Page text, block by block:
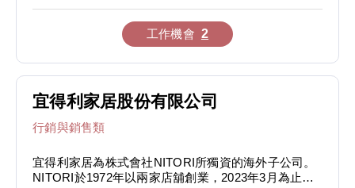
務，提供與時俱進的數位金融解決方案，落實「生活隨
興，星展隨行」的願景。
用，並對持有上述國際金融證照同仁優先考量升遷
工作機會 2
宜得利家居股份有限公司
行銷與銷售類
宜得利家居為株式會社NITORI所獨資的海外子公司。
NITORI於1972年以兩家店舖創業，2023年3月為止在